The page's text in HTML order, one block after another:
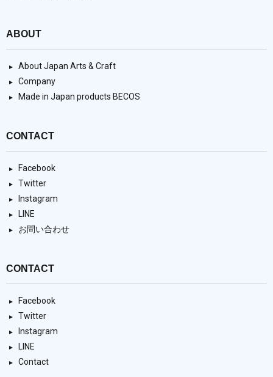
ABOUT
About Japan Arts & Craft
Company
Made in Japan products BECOS
CONTACT
Facebook
Twitter
Instagram
LINE
お問い合わせ
CONTACT
Facebook
Twitter
Instagram
LINE
Contact